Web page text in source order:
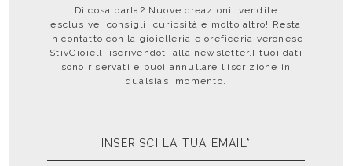
Di cosa parla? Nuove creazioni, vendite
esclusive, consigli, curiosità e molto altro! Resta
in contatto con la gioielleria e oreficeria veronese
StivGioielli iscrivendoti alla newsletter.I tuoi dati
sono riservati e puoi annullare l’iscrizione in
qualsiasi momento.